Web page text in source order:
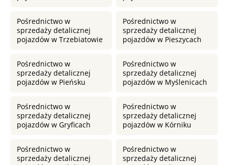
Pośrednictwo w
sprzedaży detalicznej
pojazdów w Trzebiatowie
Pośrednictwo w
sprzedaży detalicznej
pojazdów w Pieszycach
Pośrednictwo w
sprzedaży detalicznej
pojazdów w Pieńsku
Pośrednictwo w
sprzedaży detalicznej
pojazdów w Myślenicach
Pośrednictwo w
sprzedaży detalicznej
pojazdów w Gryficach
Pośrednictwo w
sprzedaży detalicznej
pojazdów w Kórniku
Pośrednictwo w
sprzedaży detalicznej
Pośrednictwo w
sprzedaży detalicznej